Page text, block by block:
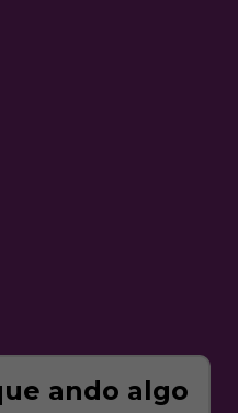
ando algo